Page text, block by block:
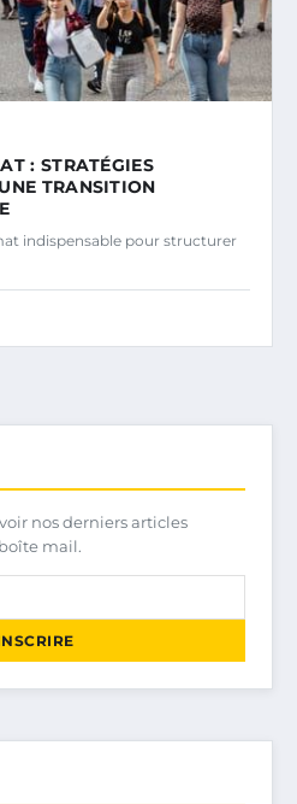
: STRATÉGIES
TRANSITION
indispensable pour structurer
nos derniers articles
mail.